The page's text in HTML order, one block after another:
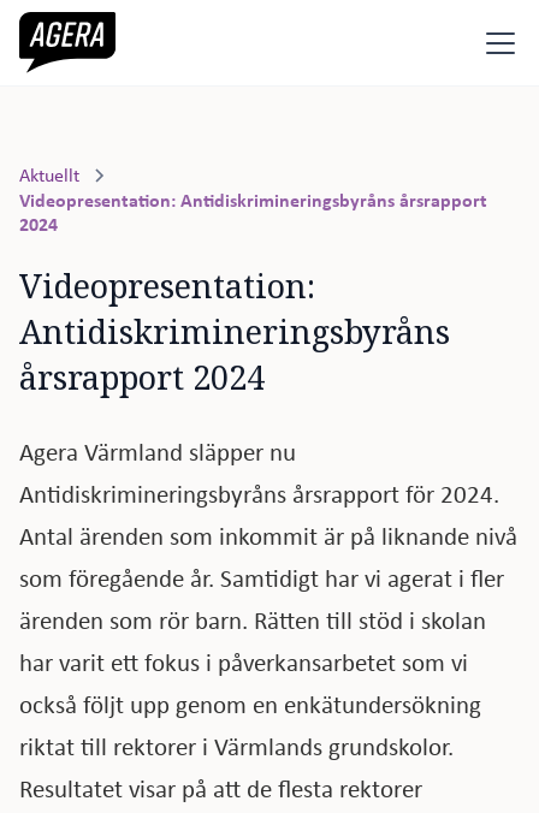
Aktuellt
Videopresentation: Antidiskrimineringsbyråns årsrapport
2024
Videopresentation:
Antidiskrimineringsbyråns
årsrapport 2024
Agera Värmland släpper nu
Antidiskrimineringsbyråns årsrapport för 2024.
Antal ärenden som inkommit är på liknande nivå
som föregående år. Samtidigt har vi agerat i fler
ärenden som rör barn. Rätten till stöd i skolan
har varit ett fokus i påverkansarbetet som vi
också följt upp genom en enkätundersökning
riktat till rektorer i Värmlands grundskolor.
Resultatet visar på att de flesta rektorer